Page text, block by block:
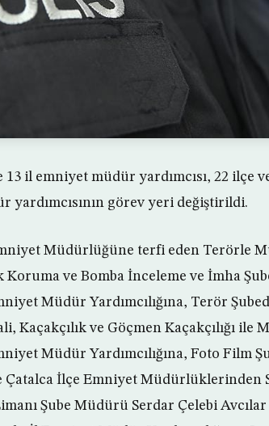
il emniyet müdür yardımcısı, 22 ilçe
yardımcısının görev yeri değiştirildi.
Müdürlüğüne terfi eden Terörle
ve Bomba İnceleme ve İmha
Müdür Yardımcılığına, Terör
ve Göçmen Kaçakçılığı ile
Müdür Yardımcılığına, Foto Film
Çatalca İlçe Emniyet Müdürlüklerinden
Şube Müdürü Serdar Çelebi